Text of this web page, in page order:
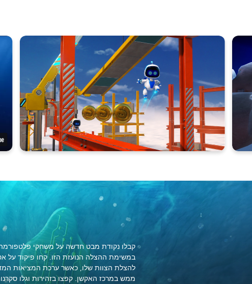
במשימת ההצלה הנועזת הזו. קחו פיקוד על
להצלת הצוות שלו, כאשר ערכת המציאות
ממש במרכז האקשן. קפצו בזהירות וגלו